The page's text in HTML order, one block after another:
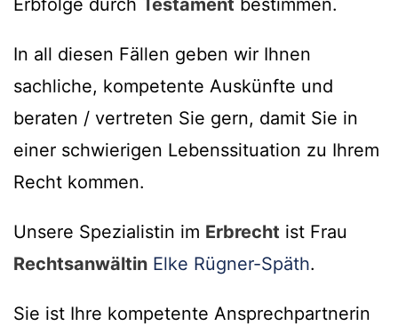
Erbfolge durch Testament bestimmen.
In all diesen Fällen geben wir Ihnen
sachliche, kompetente Auskünfte und
beraten / vertreten Sie gern, damit Sie in
einer schwierigen Lebenssituation zu Ihrem
Recht kommen.
Unsere Spezialistin im Erbrecht ist Frau
Rechtsanwältin Elke Rügner-Späth.
Sie ist Ihre kompetente Ansprechpartnerin